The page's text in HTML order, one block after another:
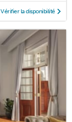
Vérifier la disponibilité